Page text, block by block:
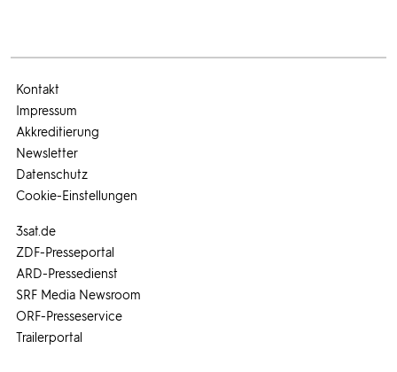
3sat.de
ZDF-Presseportal
ARD-Pressedienst
SRF Media Newsroom
ORF-Presseservice
Trailerportal
Kontakt
Impressum
Akkreditierung
Newsletter
Datenschutz
Cookie-Einstellungen